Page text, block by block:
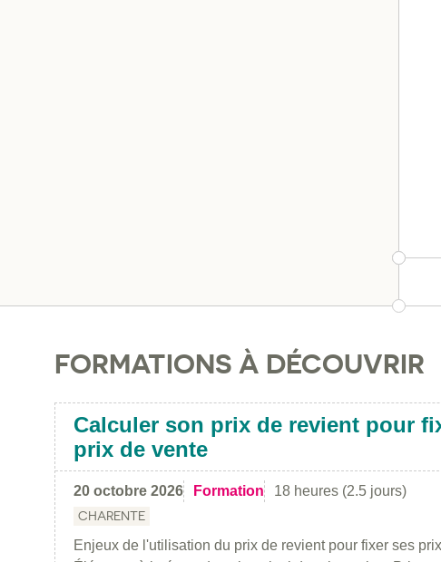
FORMATIONS À DÉCOUVRIR
Calculer son prix de revient pour
prix de vente
20 octobre 2026 Formation 18 heures (2.5 jours)
CHARENTE
Enjeux de l'utilisation du prix de revient pour fixer ses